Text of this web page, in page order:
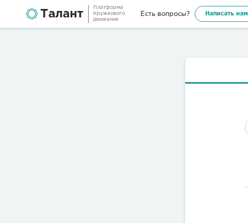
Талант
Платформа
Кружкового
движения
Есть вопросы? Написать нам